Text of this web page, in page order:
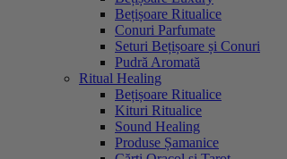
Bețișoare Ritualice
Conuri Parfumate
Seturi Bețișoare și Conuri
Pudră Aromată
Ritual Healing
Bețișoare Ritualice
Kituri Ritualice
Sound Healing
Produse Șamanice